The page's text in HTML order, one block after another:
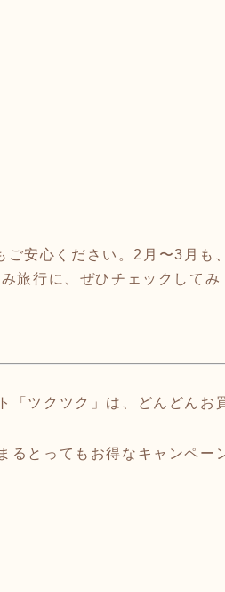
安心ください。2月〜3月も、
旅行に、ぜひチェックしてみ
「ツクツク」は、どんどんお
るとってもお得なキャンペー